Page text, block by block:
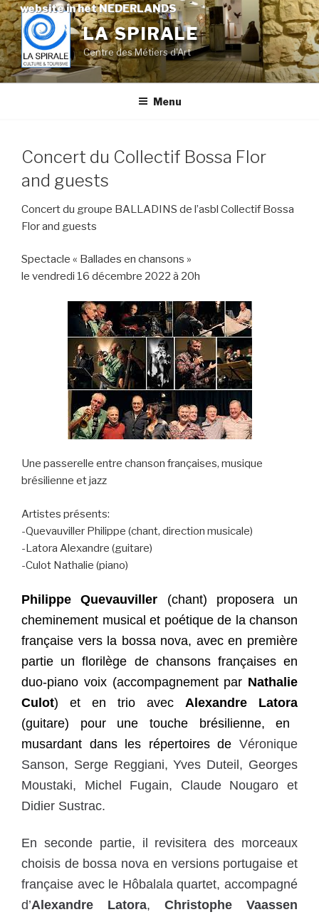
website in het NEDERLANDS
Skip
to
content
LA SPIRALE
Centre des Métiers d'Art
Menu
Concert du Collectif Bossa Flor
and guests
Concert du groupe BALLADINS de l’asbl Collectif Bossa
Flor and guests
Spectacle « Ballades en chansons »
le vendredi 16 décembre 2022 à 20h
Une passerelle entre chanson françaises, musique
brésilienne et jazz
Artistes présents:
-Quevauviller Philippe (chant, direction musicale)
-Latora Alexandre (guitare)
-Culot Nathalie (piano)
Philippe Quevauviller (chant) proposera un
cheminement musical et poétique de la chanson
française vers la bossa nova, avec en première
partie un florilège de chansons françaises en
duo-piano voix (accompagnement par Nathalie
Culot) et en trio avec Alexandre Latora
(guitare) pour une touche brésilienne, en
musardant dans les répertoires de Véronique
Sanson, Serge Reggiani, Yves Duteil, Georges
Moustaki, Michel Fugain, Claude Nougaro et
Didier Sustrac.
En seconde partie, il revisitera des morceaux
choisis de bossa nova en versions portugaise et
française avec le Hôbalala quartet, accompagné
d’Alexandre Latora, Christophe Vaassen